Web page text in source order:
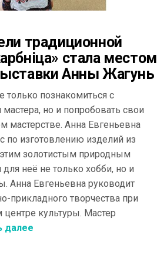
традиционной
стала местом
Анны Жагунь
только познакомиться с
но и попробовать свои
мастерстве. Анна Евгеньевна
по изготовлению изделий из
золотистым природным
неё не только хобби, но и
Анна Евгеньевна руководит
прикладного творчества при
культуры. Мастер
далее